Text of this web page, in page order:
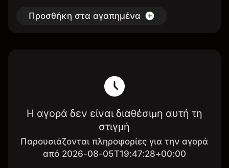
Προσθήκη στα αγαπημένα
Η αγορά δεν είναι διαθέσιμη αυτή τη
στιγμή
Παρουσιάζονται πληροφορίες για την αγορά
από 2026-08-05T19:47:28+00:00